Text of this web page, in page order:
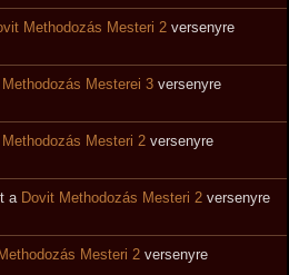
Methodozás Mesteri 2 versenyre
Methodozás Mesterei 3 versenyre
Methodozás Mesteri 2 versenyre
a Dovit Methodozás Mesteri 2 versenyre
Mesteri 2 versenyre